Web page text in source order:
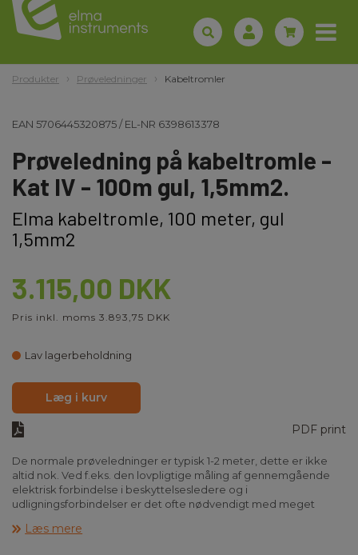
Produkter Prøveledninger Kabeltromler
EAN 5706445320875/EL-NR 6398613378
Prøveledning på kabeltromle -
Kat IV - 100m gul, 1,5mm2.
Elma kabeltromle, 100 meter, gul
1,5mm2
3.115,00 DKK
Pris inkl. moms 3.893,75 DKK
Lav lagerbeholdning
Læg i kurv
PDF print
De normale prøveledninger er typisk 1-2 meter, dette er ikke
altid nok. Ved f.eks. den lovpligtige måling af gennemgående
elektrisk forbindelse i beskyttelsesledere og i
udligningsforbindelser er det ofte nødvendigt med meget
Læs mere